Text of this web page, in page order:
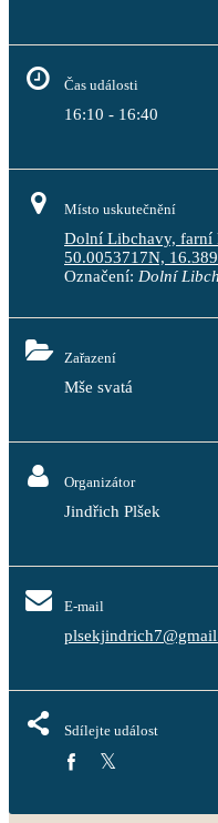
Čas události
16:10 - 16:40
Místo uskutečnění
Dolní Libchavy, farní
50.0053717N,
Označení: Dolní
Zařazení
Mše svatá
Organizátor
Jindřich Plšek
E-mail
Sdílejte událost